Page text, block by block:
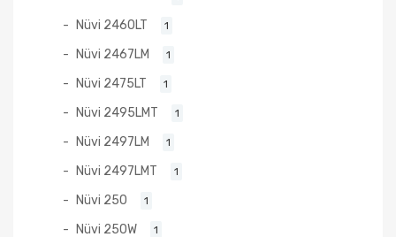
Nüvi 2460LT 1
Nüvi 2467LM 1
Nüvi 2475LT 1
Nüvi 2495LMT 1
Nüvi 2497LM 1
Nüvi 2497LMT 1
Nüvi 250 1
Nüvi 250W 1